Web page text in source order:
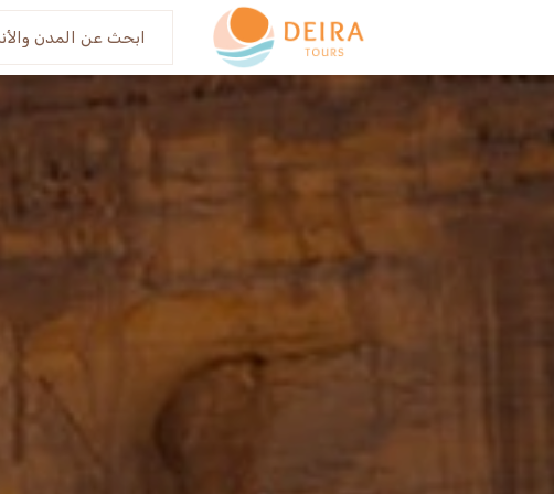
عنا اكتشف